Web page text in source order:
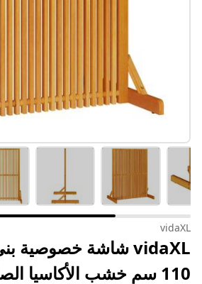
vidaXL
110 سم خشب الأكاسيا الصلب